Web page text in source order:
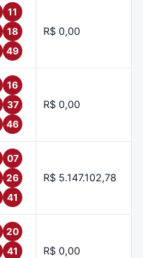
11
18
49
R$ 0,00
16
37
46
R$ 0,00
07
26
41
R$ 5.147.102,78
20
41
R$ 0,00